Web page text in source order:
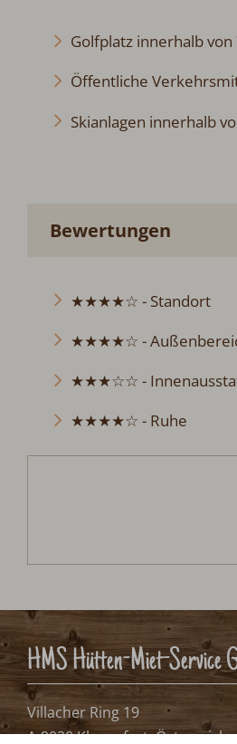
Golfplatz innerhalb von
Öffentliche
Skianlagen innerhalb
Bewertungen
★★★★☆ - Standort
★★★★☆ -
★★★☆☆ -
★★★★☆ - Ruhe
HMS Hütten-Miet-Service
Villacher Ring 19
A-9020 Klagenfurt, Österreich